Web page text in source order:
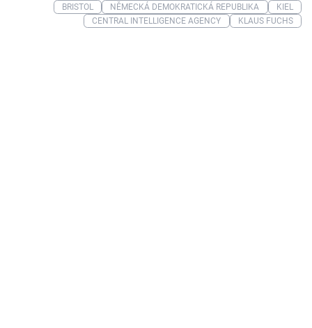
BRISTOL NĚMECKÁ DEMOKRATICKÁ REPUBLIKA
KIEL
CENTRAL INTELLIGENCE AGENCY
KLAUS FUCHS